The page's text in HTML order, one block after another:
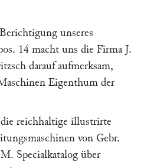
unseres
14 macht uns die Firma J.
darauf aufmerksam,
Eigenthum der
reichhaltige illustrirte
von Gebr.
Specialkatalog über